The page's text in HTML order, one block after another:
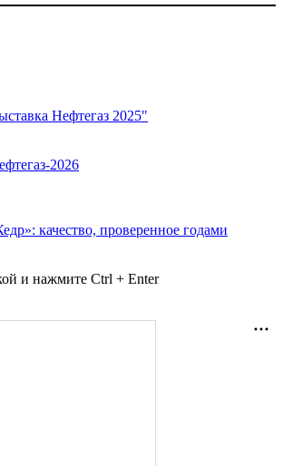
Нефтегаз 2025"
2026
качество, проверенное годами
и нажмите Ctrl + Enter